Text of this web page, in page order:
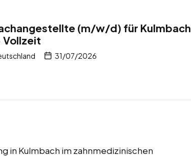
(m/w/d) für Kulmbach
Vollzeit
31/07/2026
in Kulmbach im zahnmedizinischen